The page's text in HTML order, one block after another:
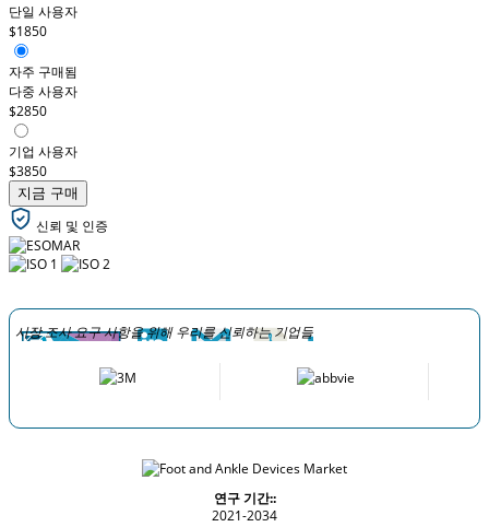
단일 사용자
$1850
자주 구매됨
다중 사용자
$2850
기업 사용자
$3850
지금 구매
신뢰 및 인증
시장 조사 요구 사항을 위해 우리를 신뢰하는 기업들
연구 기간::
2021-2034